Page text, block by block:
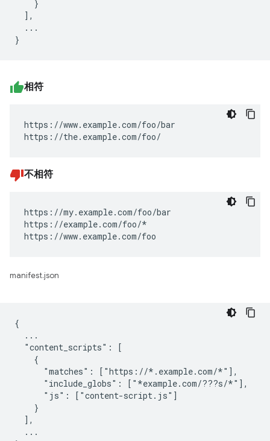
    }
  ],
  ...
相符
https://www.example.com/foo/bar
https://the.example.com/foo/
不相符
https://my.example.com/foo/bar
https://example.com/foo/*
https://www.example.com/foo
manifest.json
{
  ...
  "content_scripts": [
    {
      "matches": ["https://*.example.com/*"],
      "include_globs": ["*example.com/???s/*"],
      "js": ["content-script.js"]
    }
  ],
  ...